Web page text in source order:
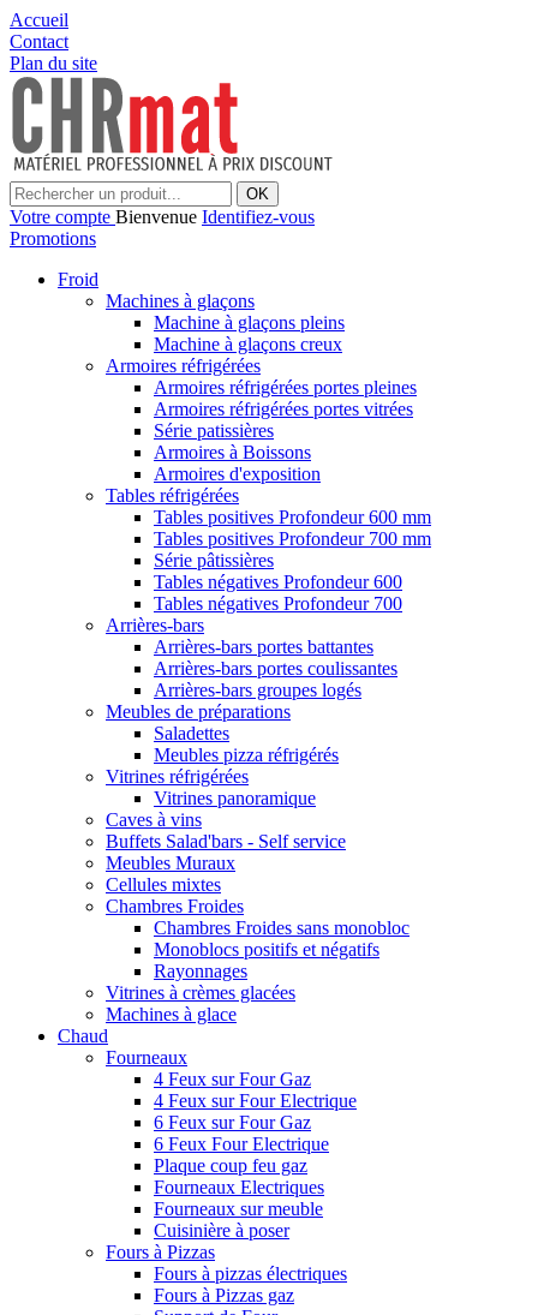
Accueil
Contact
Plan du site
OK
Votre compte Bienvenue Identifiez-vous
Promotions
Froid
Machines à glaçons
Machine à glaçons pleins
Machine à glaçons creux
Armoires réfrigérées
Armoires réfrigérées portes pleines
Armoires réfrigérées portes vitrées
Série patissières
Armoires à Boissons
Armoires d'exposition
Tables réfrigérées
Tables positives Profondeur 600 mm
Tables positives Profondeur 700 mm
Série pâtissières
Tables négatives Profondeur 600
Tables négatives Profondeur 700
Arrières-bars
Arrières-bars portes battantes
Arrières-bars portes coulissantes
Arrières-bars groupes logés
Meubles de préparations
Saladettes
Meubles pizza réfrigérés
Vitrines réfrigérées
Vitrines panoramique
Caves à vins
Buffets Salad'bars - Self service
Meubles Muraux
Cellules mixtes
Chambres Froides
Chambres Froides sans monobloc
Monoblocs positifs et négatifs
Rayonnages
Vitrines à crèmes glacées
Machines à glace
Chaud
Fourneaux
4 Feux sur Four Gaz
4 Feux sur Four Electrique
6 Feux sur Four Gaz
6 Feux Four Electrique
Plaque coup feu gaz
Fourneaux Electriques
Fourneaux sur meuble
Cuisinière à poser
Fours à Pizzas
Fours à pizzas électriques
Fours à Pizzas gaz